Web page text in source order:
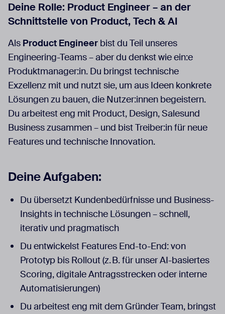
Deine Rolle: Product Engineer – an der
Schnittstelle von Product, Tech & AI
Als Product Engineer bist du Teil unseres
Engineering-Teams – aber du denkst wie ein:e
Produktmanager:in. Du bringst technische
Exzellenz mit und nutzt sie, um aus Ideen konkrete
Lösungen zu bauen, die Nutzer:innen begeistern.
Du arbeitest eng mit Product, Design, Salesund
Business zusammen – und bist Treiber:in für neue
Features und technische Innovation.
Deine Aufgaben:
Du übersetzt Kundenbedürfnisse und Business-
Insights in technische Lösungen – schnell,
iterativ und pragmatisch
Du entwickelst Features End-to-End: von
Prototyp bis Rollout (z. B. für unser AI-basiertes
Scoring, digitale Antragsstrecken oder interne
Automatisierungen)
Du arbeitest eng mit dem Gründer Team, bringst